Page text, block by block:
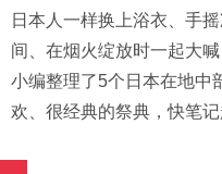
日本人一样换上浴衣、手
间、在烟火绽放时一起大
小编整理了5个日本在地中
欢、很经典的祭典，快笔记